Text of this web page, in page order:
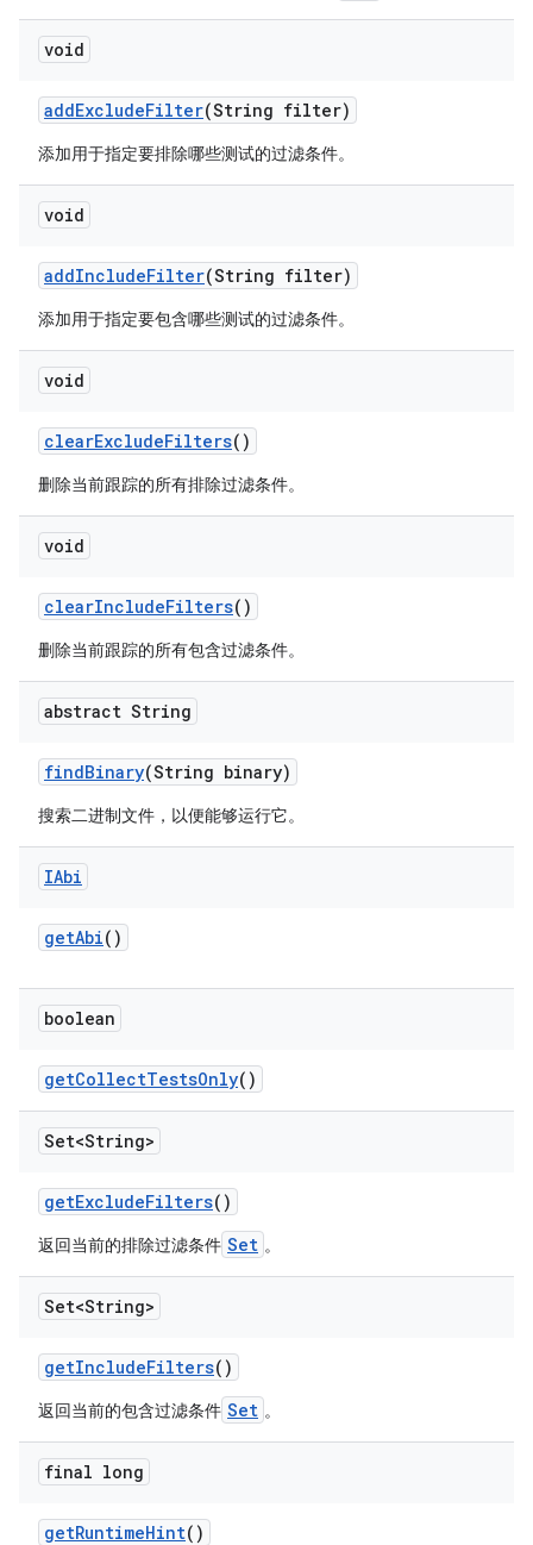
void
addExcludeFilter(String filter)
添加用于指定要排除哪些测试的过滤条件。
void
addIncludeFilter(String filter)
添加用于指定要包含哪些测试的过滤条件。
void
clearExcludeFilters()
删除当前跟踪的所有排除过滤条件。
void
clearIncludeFilters()
删除当前跟踪的所有包含过滤条件。
abstract String
findBinary(String binary)
搜索二进制文件，以便能够运行它。
IAbi
getAbi()
boolean
getCollectTestsOnly()
Set<String>
getExcludeFilters()
返回当前的排除过滤条件 Set 。
Set<String>
getIncludeFilters()
返回当前的包含过滤条件 Set 。
final long
getRuntimeHint()